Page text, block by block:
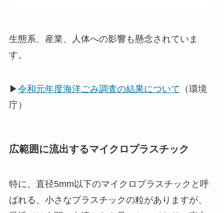
生態系、産業、人体への影響も懸念されていま
す。
▶令和元年度海洋ごみ調査の結果について （環境
庁）
広範囲に流出するマイクロプラスチック
特に、直径5mm以下のマイクロプラスチックと呼
ばれる、小さなプラスチックの粒がありますが、